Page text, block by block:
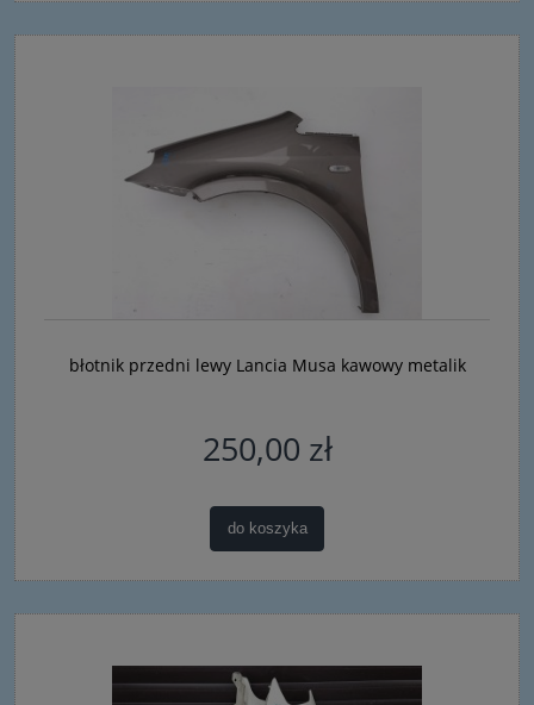
błotnik przedni lewy Lancia Musa kawowy metalik
250,00 zł
do koszyka